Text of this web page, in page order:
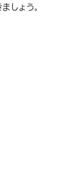
しょう。